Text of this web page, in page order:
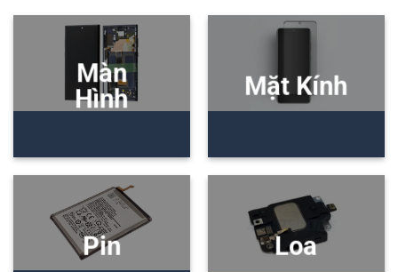
Màn
Hình
Mặt Kính
Pin Loa